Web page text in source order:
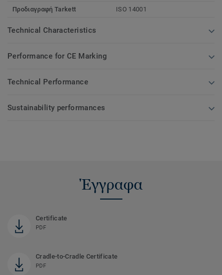
Προδιαγραφή Tarkett ISO 14001
Technical Characteristics
Performance for CE Marking
Technical Performance
Sustainability performances
Έγγραφα
Certificate
PDF
Cradle-to-Cradle Certificate
PDF